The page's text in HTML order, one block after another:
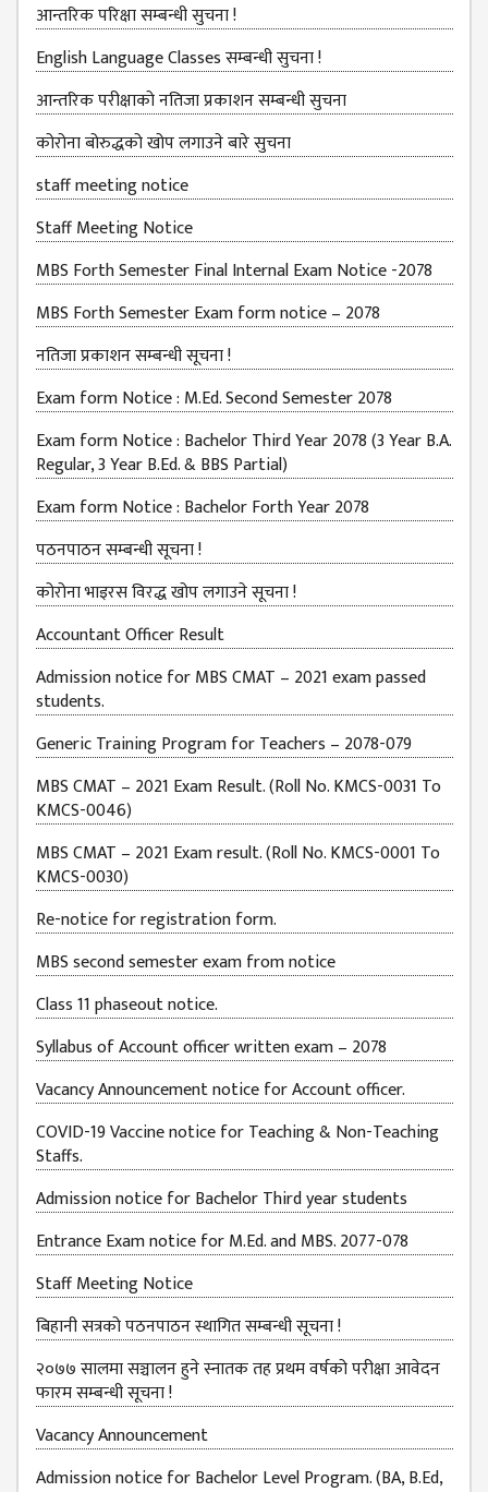
SEMESTERS
MBS SECOND
SEMESTERS
MBS THIRD
SEMESTERS
MBS FOURTH
SEMESTERS
DOWNLOAD
PROJECTED FOR
STUDENTS
CLASS ROUTINE
EXAM ROUTINE
ADMISSION
FORMS
EXAMINATION
FORMS
QUESTIONNAIRE
SCHOLARSHIP
GUIDELINES
OTHERS FORM
DETAILS
KMC OFFICIAL
REPORTS
ENROLLMENT
TREND
ANALYSES
KMC
GRADUATED
STUDENT
ENROLLMENT
BUDGETS
EMIS 2082-83
DOCUMENTS
NEWS &
EVENT
KMC
EVENT
CALENDAR
KMC
ACADEMIC
CALENDAR
CAREERS
COUNSELING
INTERNSHIP
आन्तरिक परिक्षा सम्बन्धी सुचना !
English Language Classes सम्बन्धी सुचना !
आन्तरिक परीक्षाको नतिजा प्रकाशन सम्बन्धी सुचना
कोरोना बोरुद्धको खोप लगाउने बारे सुचना
staff meeting notice
Staff Meeting Notice
MBS Forth Semester Final Internal Exam Notice -2078
MBS Forth Semester Exam form notice – 2078
नतिजा प्रकाशन सम्बन्धी सूचना !
Exam form Notice : M.Ed. Second Semester 2078
Exam form Notice : Bachelor Third Year 2078 (3 Year B.A.
Regular, 3 Year B.Ed. & BBS Partial)
Exam form Notice : Bachelor Forth Year 2078
पठनपाठन सम्बन्धी सूचना !
कोरोना भाइरस विरद्ध खोप लगाउने सूचना !
Accountant Officer Result
Admission notice for MBS CMAT – 2021 exam passed
students.
Generic Training Program for Teachers – 2078-079
MBS CMAT – 2021 Exam Result. (Roll No. KMCS-0031 To
KMCS-0046)
MBS CMAT – 2021 Exam result. (Roll No. KMCS-0001 To
KMCS-0030)
Re-notice for registration form.
MBS second semester exam from notice
Class 11 phaseout notice.
Syllabus of Account officer written exam – 2078
Vacancy Announcement notice for Account officer.
COVID-19 Vaccine notice for Teaching & Non-Teaching
Staffs.
Admission notice for Bachelor Third year students
Entrance Exam notice for M.Ed. and MBS. 2077-078
Staff Meeting Notice
बिहानी सत्रको पठनपाठन स्थागित सम्बन्धी सूचना !
२०७७ सालमा सञ्चालन हुने स्नातक तह प्रथम वर्षको परीक्षा आवेदन
फारम सम्बन्धी सूचना !
Vacancy Announcement
Admission notice for Bachelor Level Program. (BA, B.Ed,